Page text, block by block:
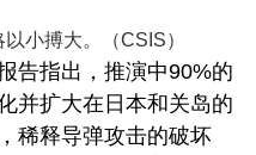
小搏大。（CSIS）
告指出，推演中90%的
并扩大在日本和关岛的
稀释导弹攻击的破坏